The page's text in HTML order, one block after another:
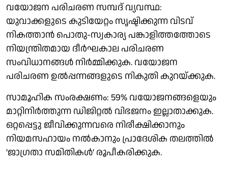
വയോജന പരിചരണ സമ്പദ് വ്യവസ്ഥ:
യുവാക്കളുടെ കുടിയേറ്റം സൃഷ്ടിക്കുന്ന വിടവ്
നികത്താന്‍ പൊതു-സ്വകാര്യ പങ്കാളിത്തത്തോടെ
നിയന്ത്രിതമായ ദീര്‍ഘകാല പരിചരണ
സംവിധാനങ്ങള്‍ നിര്‍മ്മിക്കുക. വയോജന
പരിചരണ ഉല്‍പ്പന്നങ്ങളുടെ നികുതി കുറയ്ക്കുക.
സാമൂഹിക സംരക്ഷണം: 59% വയോജനങ്ങളെയും
മാറ്റിനിര്‍ത്തുന്ന ഡിജിറ്റല്‍ വിഭജനം ഇല്ലാതാക്കുക.
ഒറ്റപ്പെട്ടു ജീവിക്കുന്നവരെ നിരീക്ഷിക്കാനും
നിയമസഹായം നല്‍കാനും പ്രാദേശിക തലത്തില്‍
'ജാഗ്രതാ സമിതികള്‍' രൂപീകരിക്കുക.